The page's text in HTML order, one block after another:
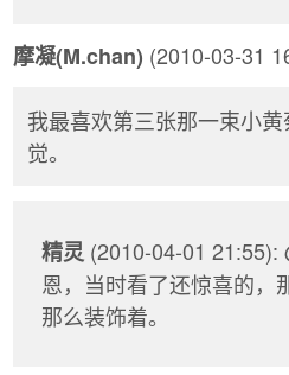
摩凝(M.chan) (2010-03-31
我最喜欢第三张那一束小
觉。
精灵 (2010-04-01 21:55):
恩，当时看了还惊喜的，
那么装饰着。